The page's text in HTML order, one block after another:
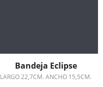
Bandeja Eclipse
LARGO 22,7CM. ANCHO 15,5CM.